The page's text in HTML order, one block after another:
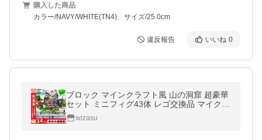
購入した商品
カラー/NAVY/WHITE(TN4)、サイズ/25.0cm
違反報告 いいね 0
ブロック マインクラフト風 山の洞窟 超豪華
セット ミニフィグ43体 レゴ交換品 マイクラ
風 ブロック おもちゃ 収納ボックス付き 子供
クリスマス プレゼント
wizasu